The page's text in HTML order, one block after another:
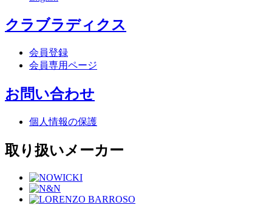
クラブラディクス
会員登録
会員専用ページ
お問い合わせ
個人情報の保護
取り扱いメーカー